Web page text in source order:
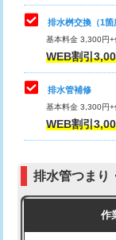
コンクリート斫り
コンクリート斫
モルタル補修（厚
モルタル補修（
追加人工
交換・取付(単水
式）)
交換・取付(混合
式・ワンホール）)
交換・取付(排水
交換・取付（その
持込商品取付（
持込商品取付（
排水桝交換（1箇
基本料金 3,300円
WEB割引
排水管補修
基本料金 3,300円
WEB割引
排水管つまり
作